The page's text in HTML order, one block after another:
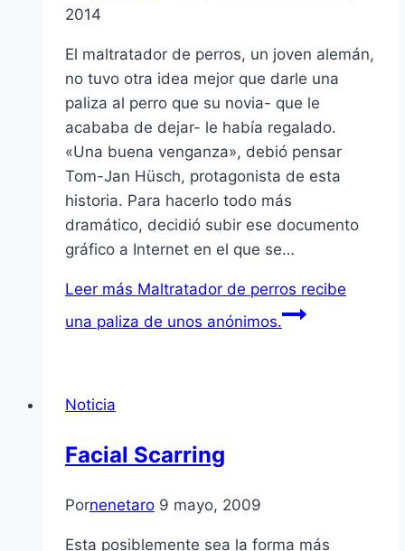
2014
El maltratador de perros, un joven alemán,
no tuvo otra idea mejor que darle una
paliza al perro que su novia- que le
acababa de dejar- le había regalado.
«Una buena venganza», debió pensar
Tom-Jan Hüsch, protagonista de esta
historia. Para hacerlo todo más
dramático, decidió subir ese documento
gráfico a Internet en el que se…
Leer más Maltratador de perros recibe
una paliza de unos anónimos.
Noticia
Facial Scarring
Pornenetaro 9 mayo, 2009
Esta posiblemente sea la forma más